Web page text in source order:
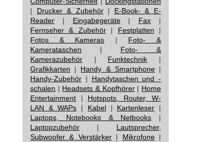
| Drucker & Zubehör| E-Book- & E-
Reader | Eingabegeräte| Fax |
Fernseher & Zubehör| Festplatten |
Fotos & Kameras | Foto- &
Kamerataschen | Foto- &
Kamerazubehör | Funktechnik |
Grafikkarten | Handy & Smartphone|
Handy-Zubehör | Handytaschen und -
schalen | Headsets & Kopfhörer| Home
Entertainment | Hotspots, Router, W-
LAN & WAPs | Kabel| Kartenleser |
Laptops, Notebooks & Netbooks |
Laptopzubehör | Lautsprecher,
Subwoofer & Verstärker| Mikrofone|